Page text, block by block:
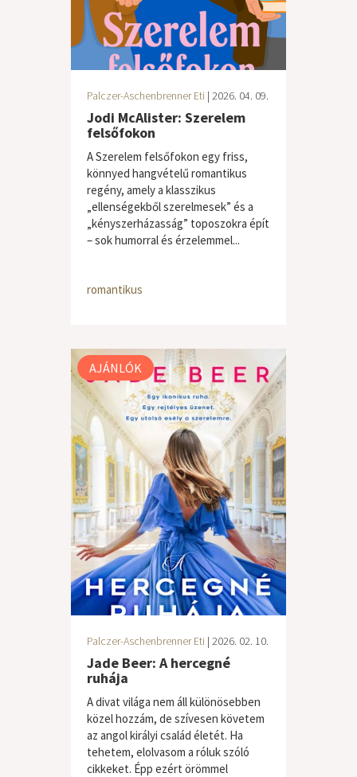
Palczer-Aschenbrenner Eti | 2026. 04. 09.
Jodi McAlister: Szerelem
felsőfokon
A Szerelem felsőfokon egy friss,
könnyed hangvételű romantikus
regény, amely a klasszikus
„ellenségekből szerelmesek” és a
„kényszerházasság” toposzokra épít
– sok humorral és érzelemmel...
romantikus
AJÁNLÓK
Palczer-Aschenbrenner Eti | 2026. 02. 10.
Jade Beer: A hercegné
ruhája
A divat világa nem áll különösebben
közel hozzám, de szívesen követem
az angol királyi család életét. Ha
tehetem, elolvasom a róluk szóló
cikkeket. Épp ezért örömmel